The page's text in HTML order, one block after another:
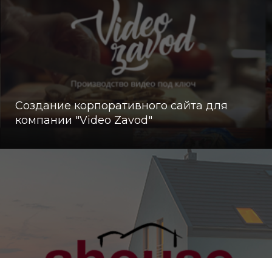
Создание корпоративного сайта для
компании "Video Zavod"